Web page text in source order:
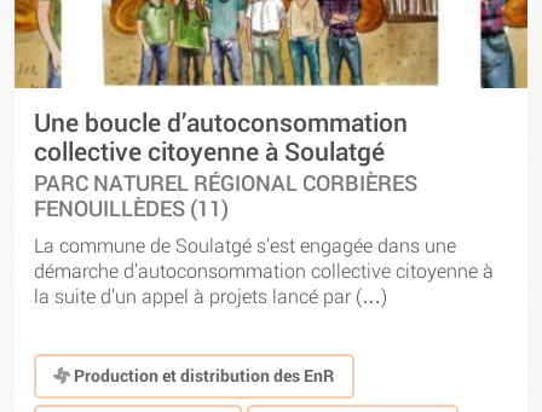
Une boucle d’autoconsommation
collective citoyenne à Soulatgé
PARC NATUREL RÉGIONAL CORBIÈRES
FENOUILLÈDES (11)
La commune de Soulatgé s’est engagée dans une
démarche d’autoconsommation collective citoyenne à
la suite d’un appel à projets lancé par (…)
Production et distribution des EnR